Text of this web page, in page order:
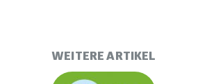
WEITERE ARTIKEL